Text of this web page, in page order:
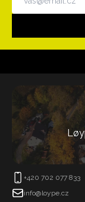
+420 702 077 833
info@loype.cz